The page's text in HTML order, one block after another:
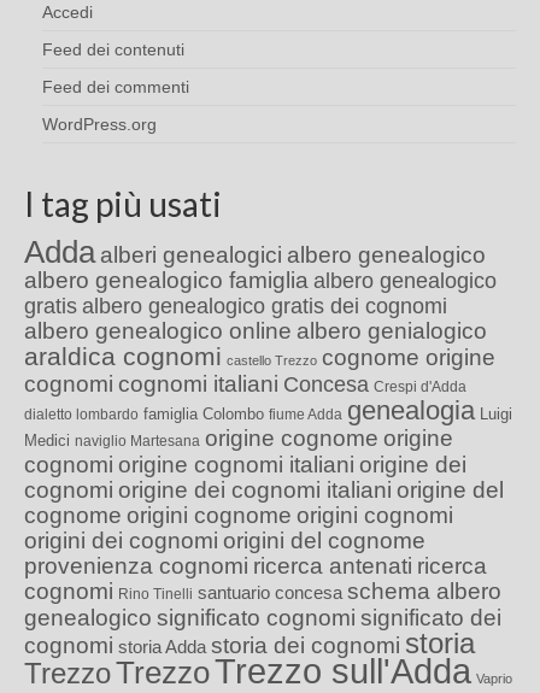
Accedi
Feed dei contenuti
Feed dei commenti
WordPress.org
I tag più usati
Adda alberi genealogici albero genealogico
albero genealogico famiglia albero genealogico
gratis albero genealogico gratis dei cognomi
albero genealogico online albero genialogico
araldica cognomi castello Trezzo cognome origine
cognomi cognomi italiani Concesa Crespi d'Adda
dialetto lombardo famiglia Colombo fiume Adda genealogia Luigi
Medici naviglio Martesana origine cognome origine
cognomi origine cognomi italiani origine dei
cognomi origine dei cognomi italiani origine del
cognome origini cognome origini cognomi
origini dei cognomi origini del cognome
provenienza cognomi ricerca antenati ricerca
cognomi Rino Tinelli santuario concesa schema albero
genealogico significato cognomi significato dei
cognomi storia Adda storia dei cognomi storia
TrezzoTrezzoTrezzo sull'Adda Vaprio